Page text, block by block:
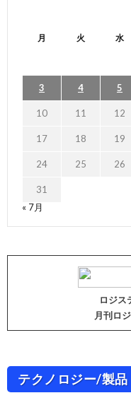
月 火 水
3 4 5
10 11 12
17 18 19
24 25 26
31
« 7月
ロジス
月刊ロ
テクノロジー/製品